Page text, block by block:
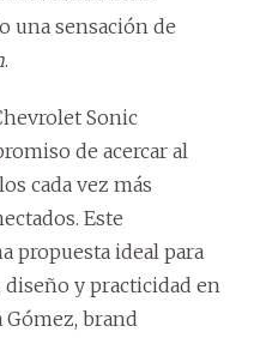
una sensación de
.
Sonic
de acercar al
cada vez más
Este
propuesta ideal para
y practicidad en
Gómez, brand